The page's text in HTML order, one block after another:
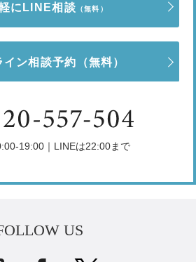
にLINE相談 （無料）
イン相談予約 （無料）
19:00｜LINEは22:00まで
US